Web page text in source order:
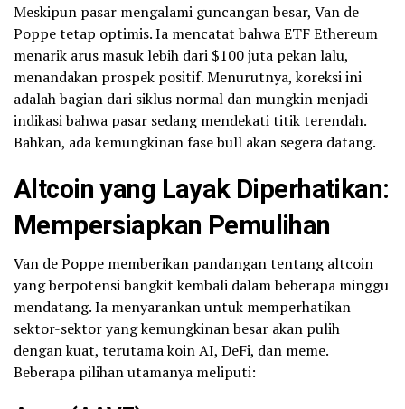
Meskipun pasar mengalami guncangan besar, Van de
Poppe tetap optimis. Ia mencatat bahwa ETF Ethereum
menarik arus masuk lebih dari $100 juta pekan lalu,
menandakan prospek positif. Menurutnya, koreksi ini
adalah bagian dari siklus normal dan mungkin menjadi
indikasi bahwa pasar sedang mendekati titik terendah.
Bahkan, ada kemungkinan fase bull akan segera datang.
Altcoin yang Layak Diperhatikan:
Mempersiapkan Pemulihan
Van de Poppe memberikan pandangan tentang altcoin
yang berpotensi bangkit kembali dalam beberapa minggu
mendatang. Ia menyarankan untuk memperhatikan
sektor-sektor yang kemungkinan besar akan pulih
dengan kuat, terutama koin AI, DeFi, dan meme.
Beberapa pilihan utamanya meliputi: